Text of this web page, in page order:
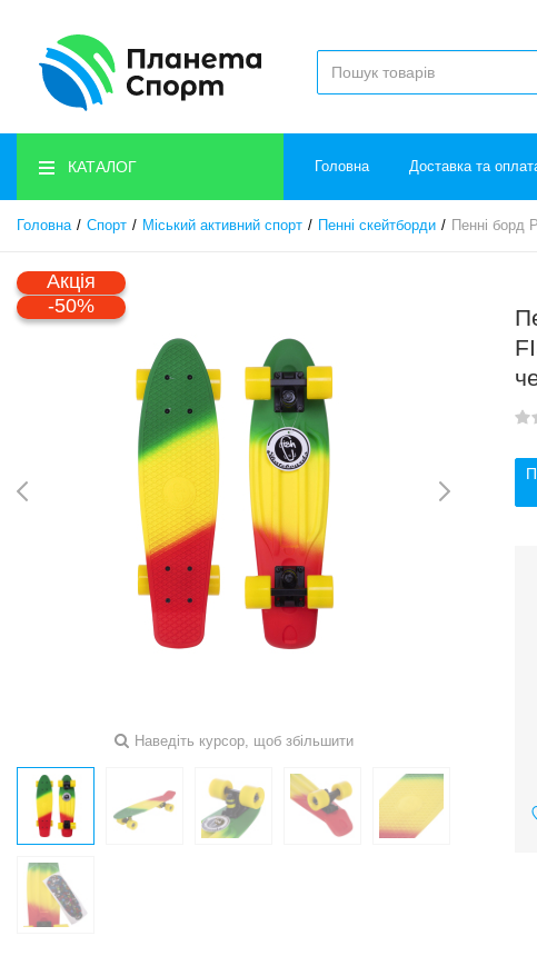
КАТАЛОГ Головна Доставка та
Головна Спорт Міський активний спорт Пенні скейтборди Пенні борд
Акція
-50%
Наведіть курсор, щоб збільшити